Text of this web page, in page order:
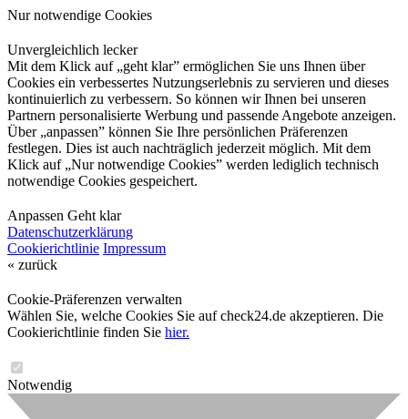
Nur notwendige Cookies
Unvergleichlich lecker
Mit dem Klick auf „geht klar” ermöglichen Sie uns Ihnen über
Cookies ein verbessertes Nutzungserlebnis zu servieren und dieses
kontinuierlich zu verbessern. So können wir Ihnen bei unseren
Partnern personalisierte Werbung und passende Angebote anzeigen.
Über „anpassen” können Sie Ihre persönlichen Präferenzen
festlegen. Dies ist auch nachträglich jederzeit möglich. Mit dem
Klick auf „Nur notwendige Cookies” werden lediglich technisch
notwendige Cookies gespeichert.
Anpassen Geht klar
Datenschutzerklärung
Cookierichtlinie Impressum
« zurück
Cookie-Präferenzen verwalten
Wählen Sie, welche Cookies Sie auf check24.de akzeptieren. Die
Cookierichtlinie finden Sie hier.
Notwendig